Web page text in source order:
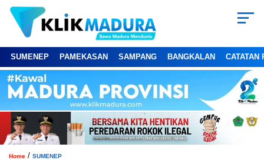
SUMENEP PAMEKASAN SAMPANG BANGKALAN CATATAN
Home / SUMENEP